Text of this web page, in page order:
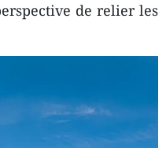
de relier les